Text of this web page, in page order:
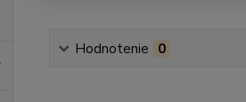
Hodnotenie 0